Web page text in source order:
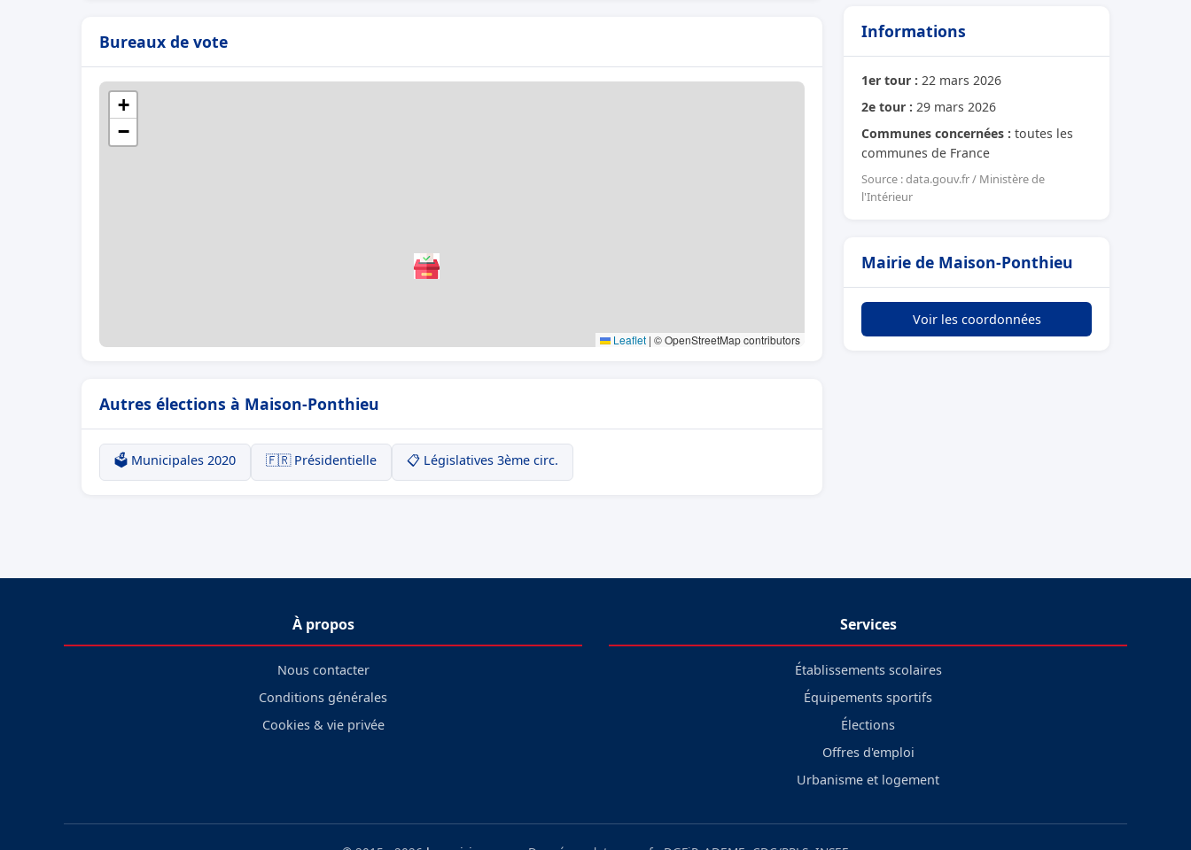
Bureaux de vote
+
−
Leaflet | © OpenStreetMap contributors
Autres élections à Maison-Ponthieu
🗳️ Municipales 2020 🇫🇷 Présidentielle 📋 Législatives 3ème circ.
Informations
1er tour : 22 mars 2026
2e tour : 29 mars 2026
Communes concernées : toutes les
communes de France
Source : data.gouv.fr / Ministère de
l'Intérieur
Mairie de Maison-Ponthieu
Voir les coordonnées
À propos
Nous contacter
Conditions générales
Cookies & vie privée
Services
Établissements scolaires
Équipements sportifs
Élections
Offres d'emploi
Urbanisme et logement